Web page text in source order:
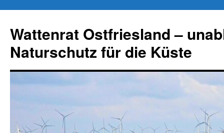
springen
Wattenrat Ostfriesland –
Naturschutz für die Küste